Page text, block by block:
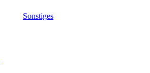
Sonstiges